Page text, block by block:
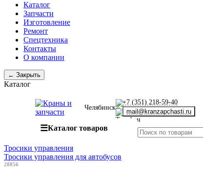
Каталог
Запчасти
Изготовление
Ремонт
Спецтехника
Контакты
О компании
← Закрыть
Каталог
Челябинск
+7 (351) 218-59-40
mail@kranzapchasti.ru
☰Каталог товаров
Тросики управления
Тросики управления для автобусов
28856